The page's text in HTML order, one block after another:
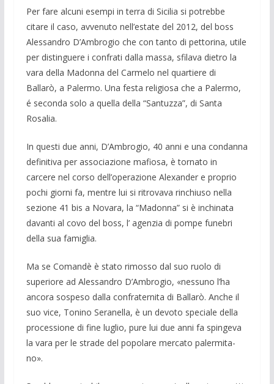
Per fare alcuni esempi in terra di Sicilia si potrebbe
citare il caso, avvenuto nell’estate del 2012, del boss
Alessandro D’Ambrogio che con tanto di pettorina, utile
per distinguere i confrati dalla mas­sa, sfilava dietro la
vara della Madonna del Carmelo nel quartiere di
Ballarò, a Pa­lermo. Una festa religiosa che a Palermo,
é seconda solo a quella della “Santuzza”, di Santa
Rosalia.
In questi due anni, D’Ambrogio, 40 anni e una condanna
de­finitiva per asso­ciazione mafiosa, è torna­to in
carcere nel corso dell’operazione Alexander e proprio
pochi giorni fa, men­tre lui si ritrovava rin­chiuso nella
sezione 41 bis a Novara, la “Madonna” si è inchi­nata
davanti al covo del boss, l’ agenzia di pompe funebri
della sua famiglia.
Ma se Comandè è stato rimosso dal suo ruolo di
superiore ad Alessandro D’Ambrogio, «nessuno l’ha
ancora sospe­so dalla confraternita di Bal­larò. Anche il
suo vice, Tonino Seranella, è un devoto speciale della
processione di fine luglio, pure lui due anni fa spingeva
la vara per le strade del popolare mercato palermita­
no».